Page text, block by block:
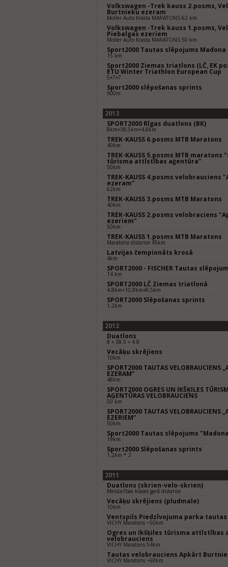
Volkswagen -Trek kauss 2.posms,
Burtnieku ezeram
Moller Auto Krasta MARATONS 62 km
Volkswagen -Trek kauss 1.posms,
Piebalgas ezeriem
Moller Auto Krasta MARATONS 50 km
Sport2000 Tautas slēpojums Madona
15 km
Sport2000 Ziemas triatlons (LČ, EK
ETU Winter Triathlon European Cup
5+7+7
Sport2000 slēpošanas sprints
900m
2013
SPORT2000 Rīgas duatlons (BK)
8km+38,5km+4,8km
TREK-KAUSS 6.posms MTB Maratons
40km
TREK-KAUSS 5.posms MTB
tūrisma attīstības aģentūra"
50km
TREK-KAUSS 4.posms
ezeram"
62km
TREK-KAUSS 3.posms MTB Maratons
40km
TREK-KAUSS 2.posms velobraciens
ezeriem"
50km
TREK-KAUSS 1.posms MTB Maratons
Maratona distance 45km
Latvijas čempionāts krosā
4km
SPORT2000 - FISCHER Tautas
14 km
SPORT2000 LČ Ziemas triatlonā
4,8km+10,8km+8,5km
SPORT2000 Slēpošanas sprints
1-2km
2012
Duatlons
8 + 38.5 + 4.8
Vecāķu skrējiens
10km
SPORT2000 TAUTAS VELOBRAUCIENS
EZERAM”
48km
SPORT2000 OGRES UN IKŠĶILES
AĢENTŪRAS VELOBRAUCIENS
50 km
SPORT2000 TAUTAS VELOBRAUCIENS
EZERIEM”
50km
Sport2000 Tautas slēpojums
19km
Sport2000 Slēpošanas sprints
1,2km * 2
2011
Duatlons (skrien-velo-skrien)
Meistarības klases garā distance
Vecāķu skrējiens (pludmale)
10km
Ventspils Piedzīvojuma parka
VICHY Maratons ~50km
Ogres un Ikšķiles tūrisma attīstības
velobrauciens
VICHY Maratons 54km
Tautas velobrauciens Apkārt
VICHY Maratons ~60km